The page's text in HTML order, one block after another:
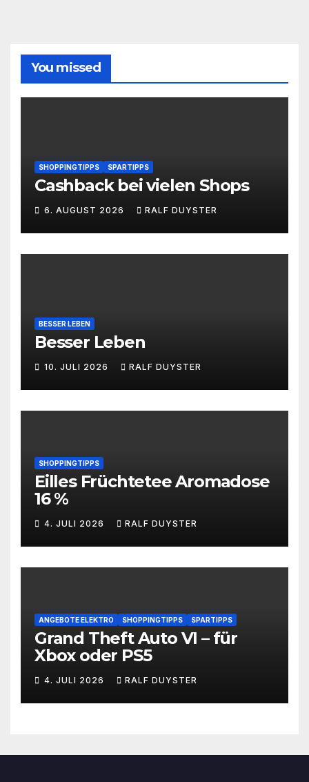
You missed
SHOPPINGTIPPS SPARTIPPS
Cashback bei vielen Shops
6. AUGUST 2026 RALF DUYSTER
BESSER LEBEN
Besser Leben
10. JULI 2026 RALF DUYSTER
SHOPPINGTIPPS
Eilles Früchtetee Aromadose
16 %
4. JULI 2026 RALF DUYSTER
ANGEBOTE ELEKTRO SHOPPINGTIPPS SPARTIPPS
Grand Theft Auto VI – für
Xbox oder PS5
4. JULI 2026 RALF DUYSTER